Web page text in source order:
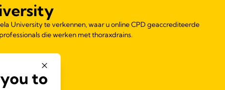
University te verkennen, waar u online CPD geaccrediteerde
die werken met thoraxdrains.
to